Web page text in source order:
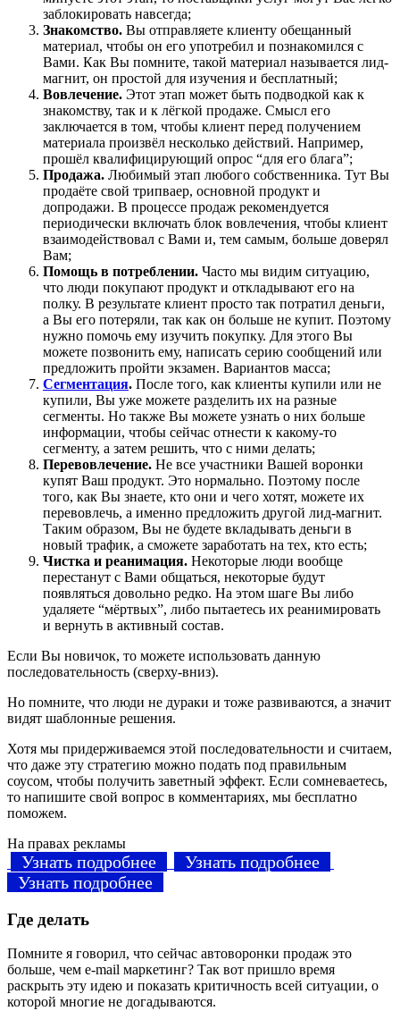
заблокировать навсегда;
Знакомство. Вы отправляете клиенту обещанный
материал, чтобы он его употребил и познакомился с
Вами. Как Вы помните, такой материал называется лид-
магнит, он простой для изучения и бесплатный;
Вовлечение. Этот этап может быть подводкой как к
знакомству, так и к лёгкой продаже. Смысл его
заключается в том, чтобы клиент перед получением
материала произвёл несколько действий. Например,
прошёл квалифицирующий опрос “для его блага”;
Продажа. Любимый этап любого собственника. Тут Вы
продаёте свой трипваер, основной продукт и
допродажи. В процессе продаж рекомендуется
периодически включать блок вовлечения, чтобы клиент
взаимодействовал с Вами и, тем самым, больше доверял
Вам;
Помощь в потреблении. Часто мы видим ситуацию,
что люди покупают продукт и откладывают его на
полку. В результате клиент просто так потратил деньги,
а Вы его потеряли, так как он больше не купит. Поэтому
нужно помочь ему изучить покупку. Для этого Вы
можете позвонить ему, написать серию сообщений или
предложить пройти экзамен. Вариантов масса;
Сегментация. После того, как клиенты купили или не
купили, Вы уже можете разделить их на разные
сегменты. Но также Вы можете узнать о них больше
информации, чтобы сейчас отнести к какому-то
сегменту, а затем решить, что с ними делать;
Перевовлечение. Не все участники Вашей воронки
купят Ваш продукт. Это нормально. Поэтому после
того, как Вы знаете, кто они и чего хотят, можете их
перевовлечь, а именно предложить другой лид-магнит.
Таким образом, Вы не будете вкладывать деньги в
новый трафик, а сможете заработать на тех, кто есть;
Чистка и реанимация. Некоторые люди вообще
перестанут с Вами общаться, некоторые будут
появляться довольно редко. На этом шаге Вы либо
удаляете “мёртвых”, либо пытаетесь их реанимировать
и вернуть в активный состав.
Если Вы новичок, то можете использовать данную
последовательность (сверху-вниз).
Но помните, что люди не дураки и тоже развиваются, а значит
видят шаблонные решения.
Хотя мы придерживаемся этой последовательности и считаем,
что даже эту стратегию можно подать под правильным
соусом, чтобы получить заветный эффект. Если сомневаетесь,
то напишите свой вопрос в комментариях, мы бесплатно
поможем.
На правах рекламы
Узнать подробнее
Узнать подробнее
Узнать подробнее
Где делать
Помните я говорил, что сейчас автоворонки продаж это
больше, чем e-mail маркетинг? Так вот пришло время
раскрыть эту идею и показать критичность всей ситуации, о
которой многие не догадываются.